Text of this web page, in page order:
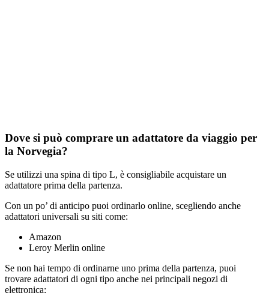
Dove si può comprare un adattatore da viaggio per
la Norvegia?
Se utilizzi una spina di tipo L, è consigliabile acquistare un
adattatore prima della partenza.
Con un po’ di anticipo puoi ordinarlo online, scegliendo anche
adattatori universali su siti come:
Amazon
Leroy Merlin online
Se non hai tempo di ordinarne uno prima della partenza, puoi
trovare adattatori di ogni tipo anche nei principali negozi di
elettronica: